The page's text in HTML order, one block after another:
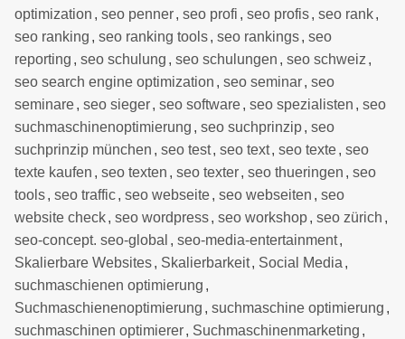
optimization , seo penner, seo profi , seo profis, seo rank,
seo ranking , seo ranking tools, seo rankings, seo
reporting , seo schulung , seo schulungen , seo schweiz ,
seo search engine optimization , seo seminar, seo
seminare, seo sieger, seo software, seo spezialisten , seo
suchmaschinenoptimierung , seo suchprinzip, seo
suchprinzip münchen , seo test, seo text, seo texte, seo
texte kaufen , seo texten , seo texter, seo thueringen , seo
tools, seo traffic, seo webseite, seo webseiten , seo
website check, seo wordpress, seo workshop, seo zürich ,
seo-concept. seo-global , seo-media-entertainment,
Skalierbare Websites, Skalierbarkeit, Social Media ,
suchmaschienen optimierung ,
Suchmaschienenoptimierung , suchmaschine optimierung ,
suchmaschinen optimierer, Suchmaschinenmarketing ,